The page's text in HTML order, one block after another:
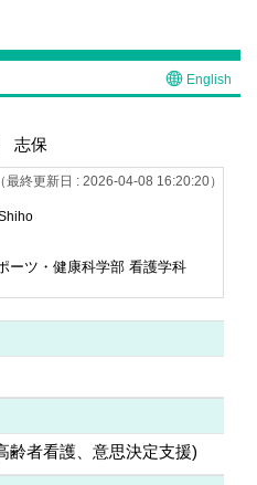
English
志保
（最終更新日 : 2026-04-08 16:20:20）
ーツ・健康科学部 看護学科
齢者看護、意思決定支援)